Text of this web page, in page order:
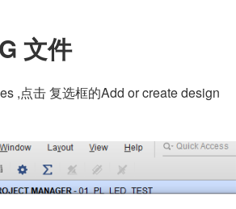
文件
,点击 复选框的Add or create design